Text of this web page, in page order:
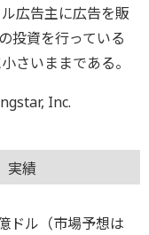
広告主に広告を販
投資を行っている
さいままである。
Inc.
実績
ドル（市場予想は